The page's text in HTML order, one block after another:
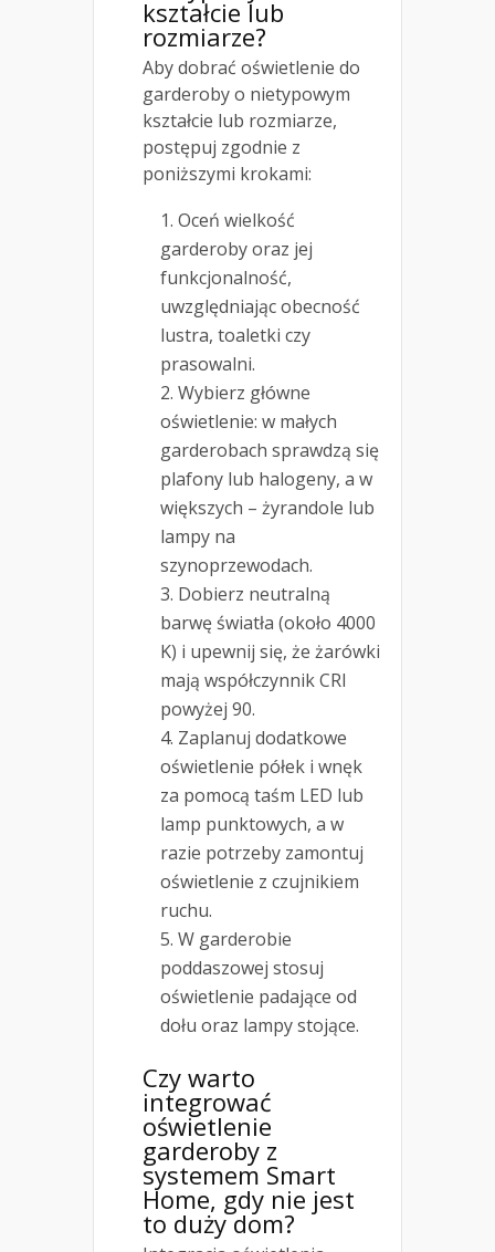
kształcie lub
rozmiarze?
Aby dobrać oświetlenie do
garderoby o nietypowym
kształcie lub rozmiarze,
postępuj zgodnie z
poniższymi krokami:
Oceń wielkość
garderoby oraz jej
funkcjonalność,
uwzględniając obecność
lustra, toaletki czy
prasowalni.
Wybierz główne
oświetlenie: w małych
garderobach sprawdzą się
plafony lub halogeny, a w
większych – żyrandole lub
lampy na
szynoprzewodach.
Dobierz neutralną
barwę światła (około 4000
K) i upewnij się, że żarówki
mają współczynnik CRI
powyżej 90.
Zaplanuj dodatkowe
oświetlenie półek i wnęk
za pomocą taśm LED lub
lamp punktowych, a w
razie potrzeby zamontuj
oświetlenie z czujnikiem
ruchu.
W garderobie
poddaszowej stosuj
oświetlenie padające od
dołu oraz lampy stojące.
Czy warto
integrować
oświetlenie
garderoby z
systemem Smart
Home, gdy nie jest
to duży dom?